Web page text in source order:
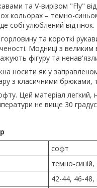
та V-вирізом "Fly"
кольорах – темно-
собі улюблений відтінок.
та короткі
Модниці з
фігуру та
носити як у
з класичними брюками,
Цей матеріал легкий,
не вище 30
софт
темно-
42-44, 46-48,